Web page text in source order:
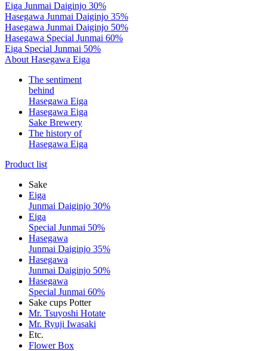
Eiga Junmai Daiginjo 30%
Hasegawa Junmai Daiginjo 35%
Hasegawa Junmai Daiginjo 50%
Hasegawa Special Junmai 60%
Eiga Special Junmai 50%
About Hasegawa Eiga
The sentiment
behind
Hasegawa Eiga
Hasegawa Eiga
Sake Brewery
The history of
Hasegawa Eiga
Product list
Sake
Eiga
Junmai Daiginjo 30%
Eiga
Special Junmai 50%
Hasegawa
Junmai Daiginjo 35%
Hasegawa
Junmai Daiginjo 50%
Hasegawa
Special Junmai 60%
Sake cups Potter
Mr. Tsuyoshi Hotate
Mr. Ryuji Iwasaki
Etc.
Flower Box